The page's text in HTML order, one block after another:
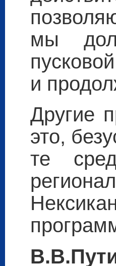
мы
и
Другие
это,
те